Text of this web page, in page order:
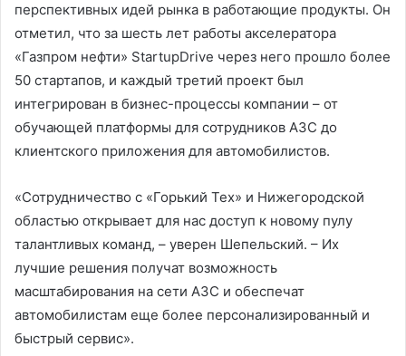
перспективных идей рынка в работающие продукты. Он
отметил, что за шесть лет работы акселератора
«Газпром нефти» StartupDrive через него прошло более
50 стартапов, и каждый третий проект был
интегрирован в бизнес-процессы компании – от
обучающей платформы для сотрудников АЗС до
клиентского приложения для автомобилистов.
«Сотрудничество с «Горький Тех» и Нижегородской
областью открывает для нас доступ к новому пулу
талантливых команд, – уверен Шепельский. – Их
лучшие решения получат возможность
масштабирования на сети АЗС и обеспечат
автомобилистам еще более персонализированный и
быстрый сервис».